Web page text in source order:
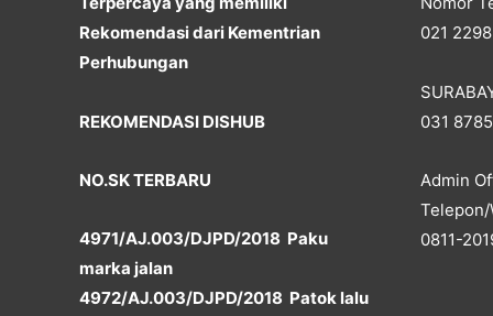
Rekomendasi dari Kementrian
Perhubungan
REKOMENDASI DISHUB
NO.SK TERBARU
4971/AJ.003/DJPD/2018 Paku
marka jalan
4972/AJ.003/DJPD/2018 Patok lalu
021
031
Admin
Telepon/
0811-